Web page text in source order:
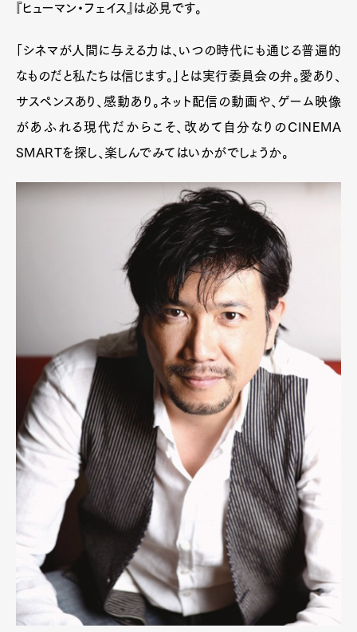
『ヒューマン・フェイス』は必見です。
「シネマが人間に与える力は、いつの時代にも通じる普遍的
なものだと私たちは信じます。」とは実行委員会の弁。愛あり、
サスペンスあり、感動あり。ネット配信の動画や、ゲーム映像
があふれる現代だからこそ、改めて自分なりのCINEMA
SMARTを探し、楽しんでみてはいかがでしょうか。